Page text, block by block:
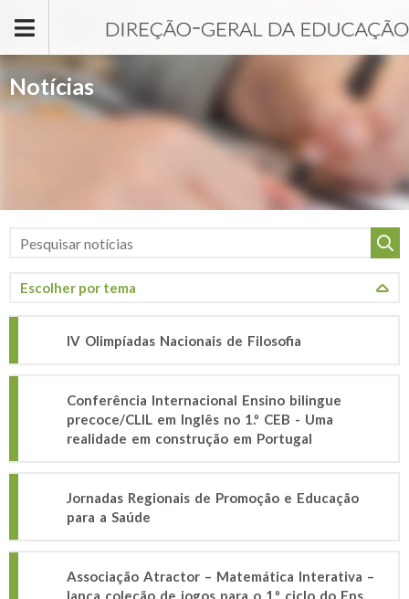
Notícias
IV Olimpíadas Nacionais de Filosofia
Conferência Internacional Ensino bilingue
precoce/CLIL em Inglês no 1.º CEB - Uma
realidade em construção em Portugal
Jornadas Regionais de Promoção e Educação
para a Saúde
Associação Atractor – Matemática Interativa –
lança coleção de jogos para o 1.º ciclo do Ens.